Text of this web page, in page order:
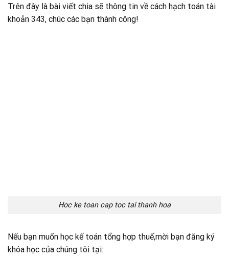
Trên đây là bài viết chia sẽ thông tin về cách hạch toán tài
khoản 343, chúc các bạn thành công!
Hoc ke toan cap toc tai thanh hoa
Nếu bạn muốn học kế toán tổng hợp thuế,mời bạn đăng ký
khóa học của chúng tôi tại: